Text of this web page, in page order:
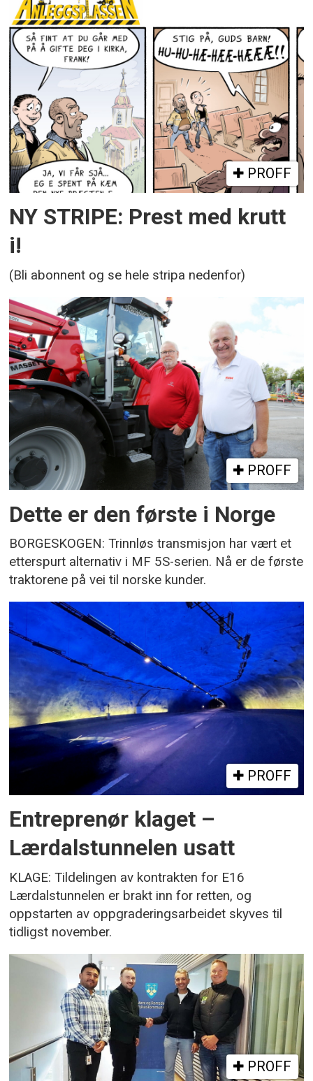
PROFF
NY STRIPE: Prest med krutt
i!
(Bli abonnent og se hele stripa nedenfor)
PROFF
Dette er den første i Norge
BORGESKOGEN: Trinnløs transmisjon har vært et
etterspurt alternativ i MF 5S-serien. Nå er de første
traktorene på vei til norske kunder.
PROFF
Entreprenør klaget –
Lærdalstunnelen usatt
KLAGE: Tildelingen av kontrakten for E16
Lærdalstunnelen er brakt inn for retten, og
oppstarten av oppgraderingsarbeidet skyves til
tidligst november.
PROFF